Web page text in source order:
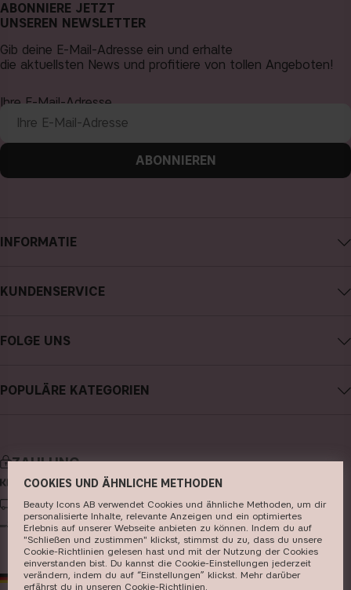
INFORMATIE
Über CAIA Cosmetics
Datenschutzerklärung
Store
KUNDENSERVICE
Meine Bestellung verfolgen
FOLGE UNS
Facebook
Pinterest
POPULÄRE KATEGORIEN
make-up
hautpflege
haarpflege
parfüm
pinsel & zubehör
ABONNIERE JETZT
UNSEREN NEWSLETTER
Gib deine E-Mail-Adresse ein und erhalte
die aktuellsten News und profitiere von tollen Angeboten!
Ihre E-Mail-Adresse
ABONNIEREN
ZAHLUNG
LIEFERUNG
DE EUR
COOKIES UND ÄHNLICHE METHODEN
Beauty Icons AB verwendet Cookies und ähnliche Methoden, um dir
personalisierte Inhalte, relevante Anzeigen und ein optimiertes
Erlebnis auf unserer Webseite anbieten zu können. Indem du auf
"Schließen und zustimmen" klickst, stimmst du zu, dass du unsere
Cookie-Richtlinien gelesen hast und mit der Nutzung der Cookies
einverstanden bist. Du kannst die Cookie-Einstellungen jederzeit
verändern, indem du auf “Einstellungen” klickst. Mehr darüber
erfährst du in unseren ​ Cookie-Richtlinien​.